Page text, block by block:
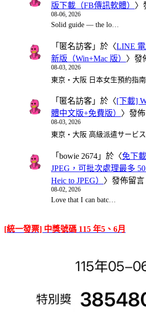
版下載（FB傳訊軟體） 〉
08-06, 2026
Solid guide — the lo…
「 匿名訪客 」於〈LINE
新版（Win+Mac 版） 〉發
08-03, 2026
東京・大阪 日本女生預約指
「 匿名訪客 」於〈[下載]
體中文版+免費版） 〉發
08-03, 2026
東京・大阪 高級派遣サービ
「 bowie 2674 」於〈免下
JPEG，可批次處理最多
Heic to JPEG） 〉發佈留言
08-02, 2026
Love that I can batc…
[統一發票] 中獎號碼 115 年5、6月